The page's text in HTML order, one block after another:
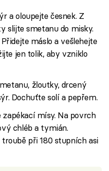
a oloupejte česnek. Z
slijte smetanu do misky.
máslo a vešlehejte
jen tolik, aby vzniklo
žloutky, drcený
Dochuťte solí a pepřem.
mísy. Na povrch
chléb a tymián.
při 180 stupních asi